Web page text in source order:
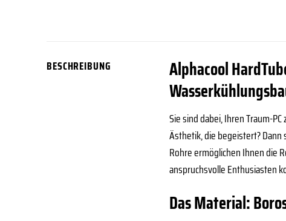
BESCHREIBUNG
Alphacool
Sie sind dabei, Ihren Traum-
Ästhetik, die begeistert? Dann
Rohre ermöglichen Ihnen die
anspruchsvolle Enthusiasten
Das Material: